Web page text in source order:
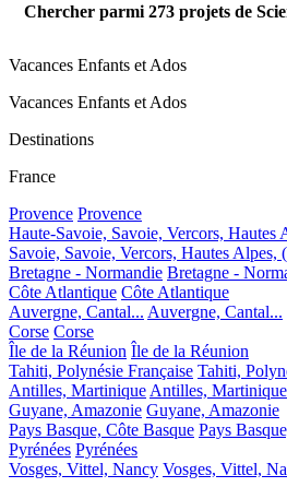
Chercher parmi 273 projets de
Vacances Enfants et Ados
Vacances Enfants et Ados
Destinations
France
Provence Provence
Haute-Savoie, Savoie, Vercors, Hautes
Savoie, Savoie, Vercors, Hautes Alpes,
Bretagne - Normandie Bretagne -
Côte Atlantique Côte Atlantique
Auvergne, Cantal... Auvergne, Cantal...
Corse Corse
Île de la Réunion Île de la Réunion
Tahiti, Polynésie Française Tahiti,
Antilles, Martinique Antilles, Martinique
Guyane, Amazonie Guyane, Amazonie
Pays Basque, Côte Basque Pays
Pyrénées Pyrénées
Vosges, Vittel, Nancy Vosges, Vittel,